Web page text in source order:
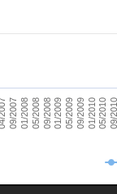
09/200701/200805/200809/200801/200905/200909/200901/201005/201009/